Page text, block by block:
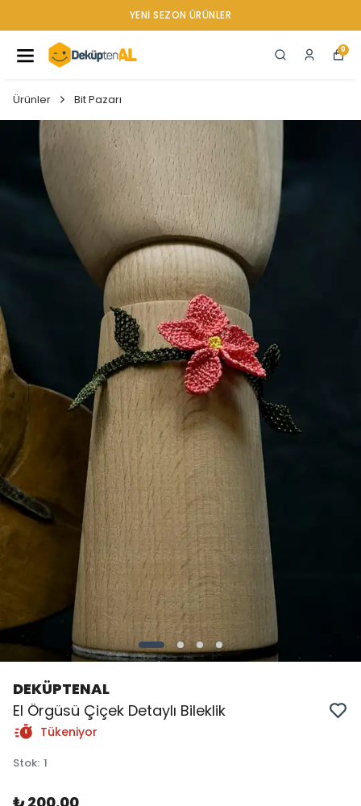
YENI SEZON ÜRÜNLER
0
Ürünler Bit Pazarı
DEKÜPTENAL
El Örgüsü Çiçek Detaylı Bileklik
Tükeniyor
Stok: 1